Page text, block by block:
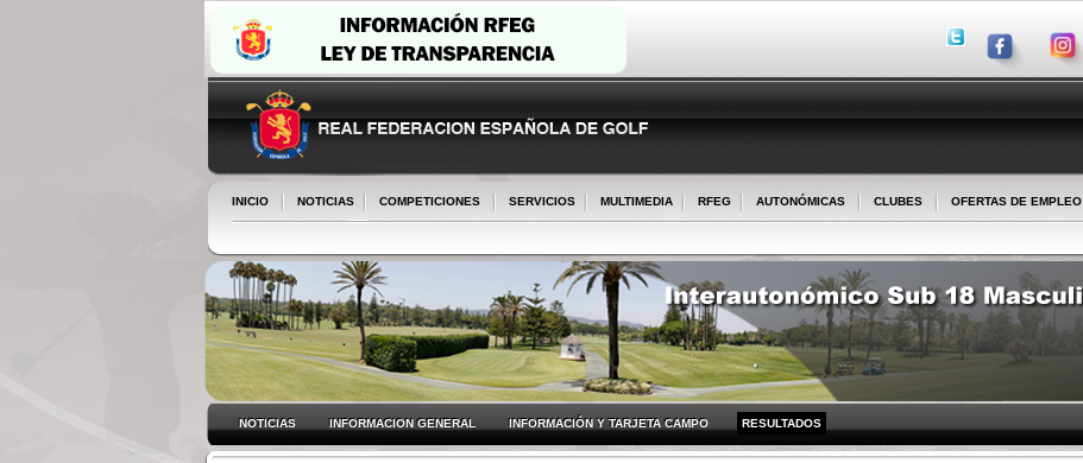
INICIO NOTICIAS COMPETICIONES SERVICIOS MULTIMEDIA RFEG AUTONÓMICAS CLUBES OFERTAS DE EMPLEO
NOTICIAS INFORMACION GENERAL INFORMACIÓN Y TARJETA CAMPO RESULTADOS